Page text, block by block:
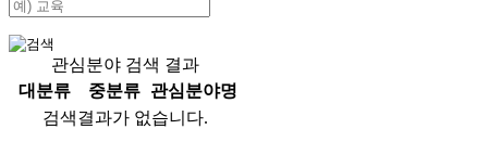
관심분야 검색 결과
대분류
중분류
관심분야명
검색결과가 없습니다.